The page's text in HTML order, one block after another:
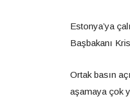
Estonya’ya
Başbakanı
Ortak basın
aşamaya çok